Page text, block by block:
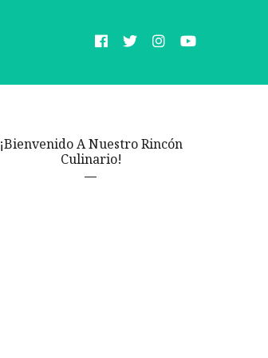
¡Bienvenido A Nuestro Rincón
Culinario!